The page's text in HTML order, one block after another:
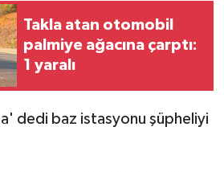
Takla atan otomobil
palmiye ağacına çarptı:
1 yaralı
dedi baz istasyonu şüpheliyi